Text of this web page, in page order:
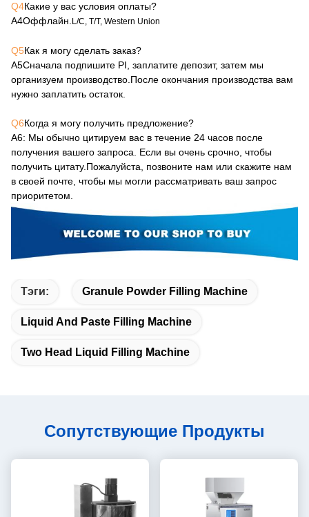
Q4Какие у вас условия оплаты?
А4Оффлайн. L/C, T/T, Western Union
Q5Как я могу сделать заказ?
А5Сначала подпишите PI, заплатите депозит, затем мы
организуем производство.После окончания производства вам
нужно заплатить остаток.
Q6Когда я могу получить предложение?
А6: Мы обычно цитируем вас в течение 24 часов после
получения вашего запроса. Если вы очень срочно, чтобы
получить цитату.Пожалуйста, позвоните нам или скажите нам
в своей почте, чтобы мы могли рассматривать ваш запрос
приоритетом.
Тэги: Granule Powder Filling Machine
Liquid And Paste Filling Machine
Two Head Liquid Filling Machine
Сопутствующие Продукты